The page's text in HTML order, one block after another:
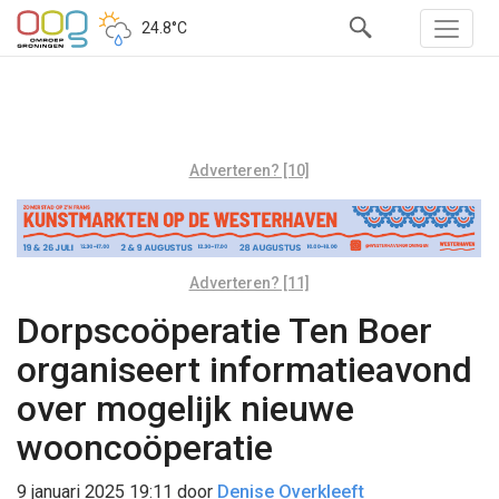
24.8°C
Adverteren? [10]
Adverteren? [11]
Dorpscoöperatie Ten Boer
organiseert informatieavond
over mogelijk nieuwe
wooncoöperatie
9 januari 2025 19:11 door Denise Overkleeft